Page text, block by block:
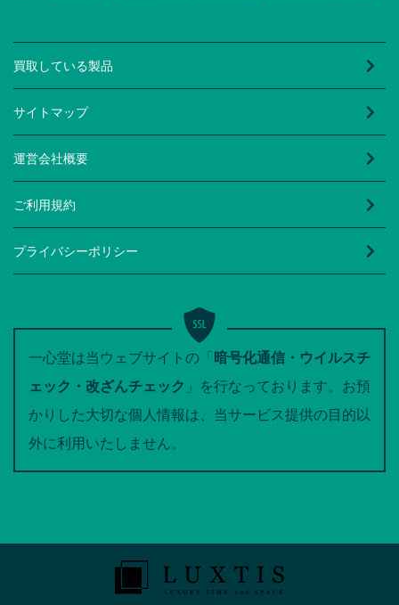
買取している製品
サイトマップ
運営会社概要
ご利用規約
プライバシーポリシー
一心堂は当ウェブサイトの「暗号化通信・ウイルスチ
ェック・改ざんチェック 」を行なっております。お預
かりした大切な個人情報は、当サービス提供の目的以
外に利用いたしません。